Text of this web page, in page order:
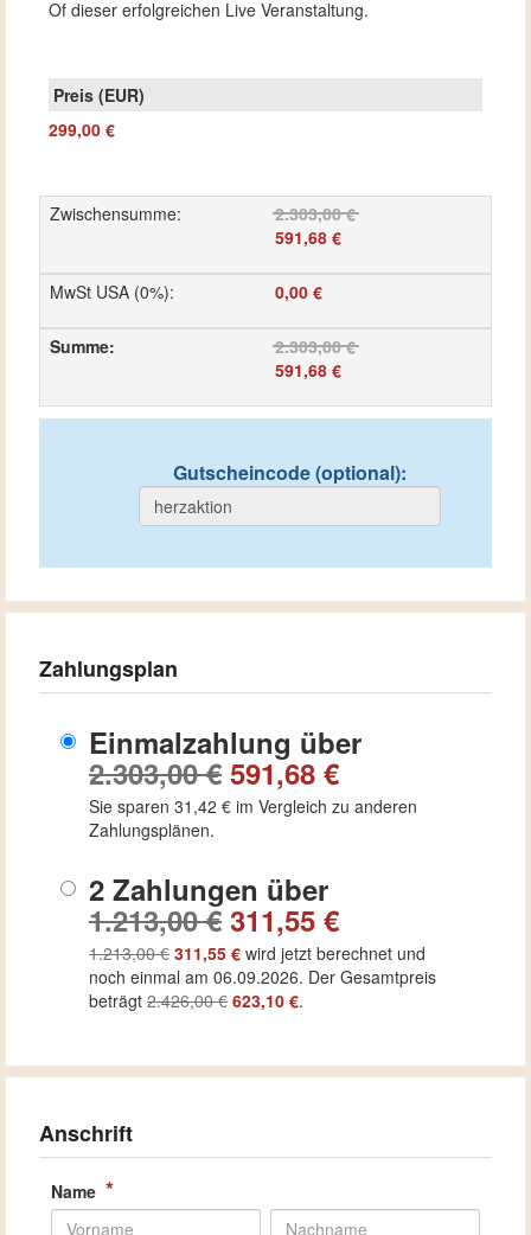
Of dieser erfolgreichen Live Veranstaltung.
299,00 €
Zwischensumme:
2.303,00 €
591,68 €
MwSt USA (0%): 0,00 €
Summe:
2.303,00 €
591,68 €
Gutscheincode (optional):
Zahlungsplan
Einmalzahlung über
2.303,00 € 591,68 €
Sie sparen 31,42 € im Vergleich zu anderen
Zahlungsplänen.
2 Zahlungen über
1.213,00 € 311,55 €
1.213,00 € 311,55 € wird jetzt berechnet und
noch einmal am 06.09.2026. Der Gesamtpreis
beträgt 2.426,00 € 623,10 €.
Anschrift
Name *